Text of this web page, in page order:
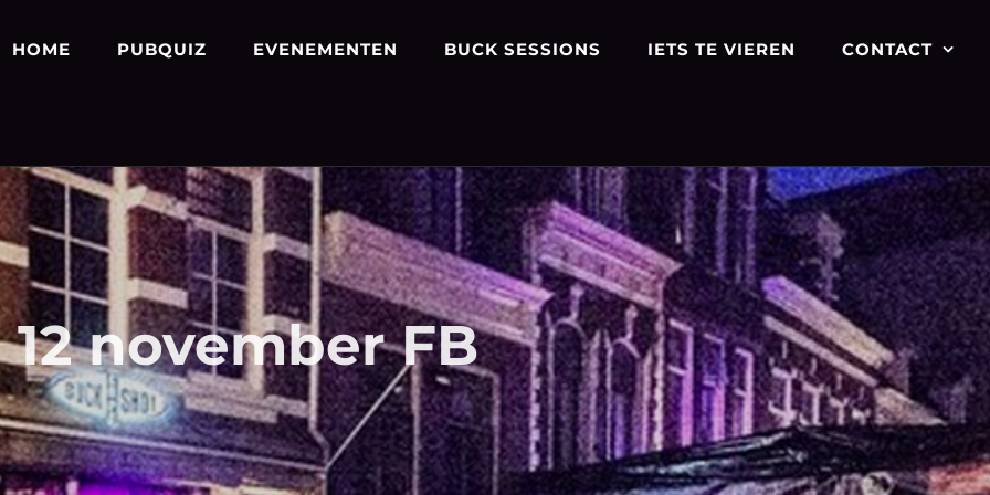
HOME PUBQUIZ EVENEMENTEN BUCK SESSIONS IETS TE VIEREN CONTACT
12 november FB